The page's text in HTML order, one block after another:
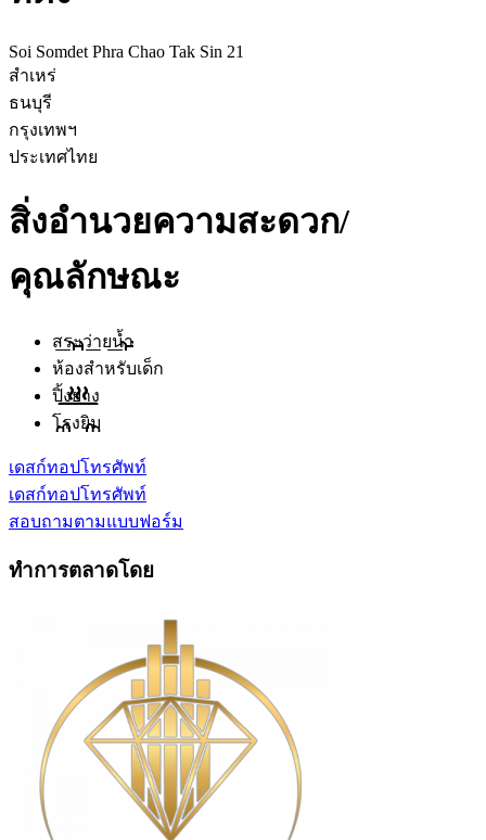
Soi Somdet Phra Chao Tak Sin 21
สำเหร่
ธนบุรี
กรุงเทพฯ
ประเทศไทย
สิ่งอำนวยความสะดวก/
คุณลักษณะ
สระว่ายน้ำ
ห้องสำหรับเด็ก
ปิ้งย่าง
โรงยิม
เดสก์ทอปโทรศัพท์
เดสก์ทอปโทรศัพท์
สอบถามตามแบบฟอร์ม
ทำการตลาดโดย